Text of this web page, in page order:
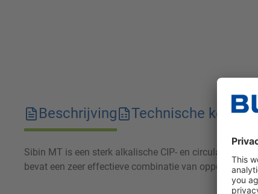
Beschrijving Technische
Sibin MT is een sterk alkalische CIP- en
bevat een zeer effectieve combinatie van